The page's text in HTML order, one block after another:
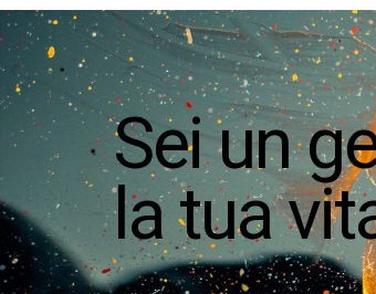
Seiung
latua vit